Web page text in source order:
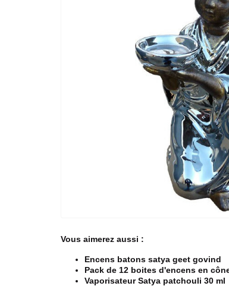
Vous aimerez aussi :
Encens batons satya geet govind
Pack de 12 boites d'encens en
Vaporisateur Satya patchouli 30 ml